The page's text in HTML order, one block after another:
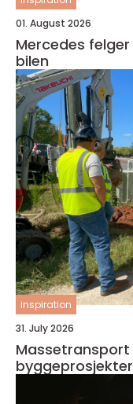
01. August 2026
Mercedes felger slik velger du riktig felg til
bilen
inspiration
31. July 2026
Massetransport nøkkelen til effektive
byggeprosjekter